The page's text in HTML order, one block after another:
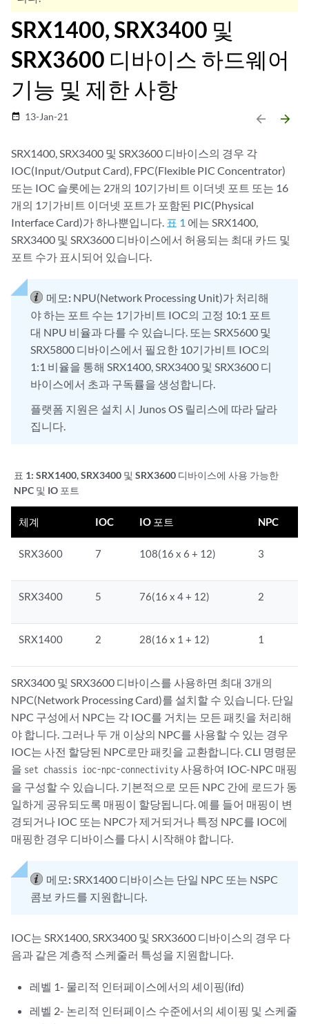
SRX1400, SRX3400 및
SRX3600 디바이스 하드웨어
기능 및 제한 사항
date_range 13-Jan-21 arrow_backward arrow_forward
SRX1400, SRX3400 및 SRX3600 디바이스의 경우 각
IOC(Input/Output Card), FPC(Flexible PIC Concentrator)
또는 IOC 슬롯에는 2개의 10기가비트 이더넷 포트 또는 16
개의 1기가비트 이더넷 포트가 포함된 PIC(Physical
Interface Card)가 하나뿐입니다. 표 1 에는 SRX1400,
SRX3400 및 SRX3600 디바이스에서 허용되는 최대 카드 및
포트 수가 표시되어 있습니다.
메모: NPU(Network Processing Unit)가 처리해
야 하는 포트 수는 1기가비트 IOC의 고정 10:1 포트
대 NPU 비율과 다를 수 있습니다. 또는 SRX5600 및
SRX5800 디바이스에서 필요한 10기가비트 IOC의
1:1 비율을 통해 SRX1400, SRX3400 및 SRX3600 디
바이스에서 초과 구독률을 생성합니다.
플랫폼 지원은 설치 시 Junos OS 릴리스에 따라 달라
집니다.
표 1: SRX1400, SRX3400 및 SRX3600 디바이스에 사용 가능한
NPC 및 IO 포트
체계 IOC IO 포트 NPC
SRX3600 7 108(16 x 6 + 12) 3
SRX3400 5 76(16 x 4 + 12) 2
SRX1400 2 28(16 x 1 + 12) 1
SRX3400 및 SRX3600 디바이스를 사용하면 최대 3개의
NPC(Network Processing Card)를 설치할 수 있습니다. 단일
NPC 구성에서 NPC는 각 IOC를 거치는 모든 패킷을 처리해
야 합니다. 그러나 두 개 이상의 NPC를 사용할 수 있는 경우
IOC는 사전 할당된 NPC로만 패킷을 교환합니다. CLI 명령문
을 set chassis ioc-npc-connectivity사용하여 IOC-NPC 매핑
을 구성할 수 있습니다. 기본적으로 모든 NPC 간에 로드가 동
일하게 공유되도록 매핑이 할당됩니다. 예를 들어 매핑이 변
경되거나 IOC 또는 NPC가 제거되거나 특정 NPC를 IOC에
매핑한 경우 디바이스를 다시 시작해야 합니다.
메모:SRX1400 디바이스는 단일 NPC 또는 NSPC
콤보 카드를 지원합니다.
IOC는 SRX1400, SRX3400 및 SRX3600 디바이스의 경우 다
음과 같은 계층적 스케줄러 특성을 지원합니다.
레벨 1- 물리적 인터페이스에서의 셰이핑(ifd)
레벨 2- 논리적 인터페이스 수준에서의 셰이핑 및 스케줄